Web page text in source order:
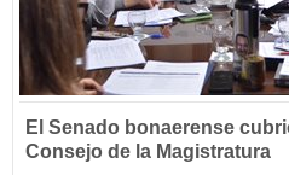
El Senado bonaerense
Consejo de la Magistratura